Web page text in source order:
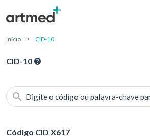
Início CID-10
CID-10
Digite o código ou palavra-chave
Código CID X617